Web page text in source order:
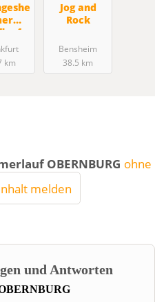
km
Jog and
Rock
Bensheim
38.5 km
OBERNBURG ohne
melden
und Antworten